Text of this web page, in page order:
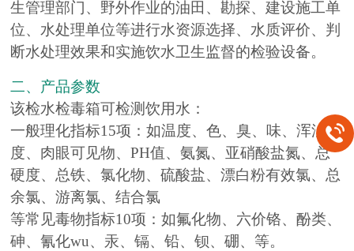
生管理部门、野外作业的油田、勘探、建设施工单
位、水处理单位等进行水资源选择、水质评价、判
断水处理效果和实施饮水卫生监督的检验设备。
二、产品参数
该检水检毒箱可检测饮用水：
一般理化指标15项：如温度、色、臭、味、浑浊
度、肉眼可见物、PH值、氨氮、亚硝酸盐氮、总
硬度、总铁、氯化物、硫酸盐、漂白粉有效氯、总
余氯、游离氯、结合氯
等常见毒物指标10项：如氟化物、六价铬、酚类、
砷、氰化wu、汞、镉、铅、钡、硼、等。